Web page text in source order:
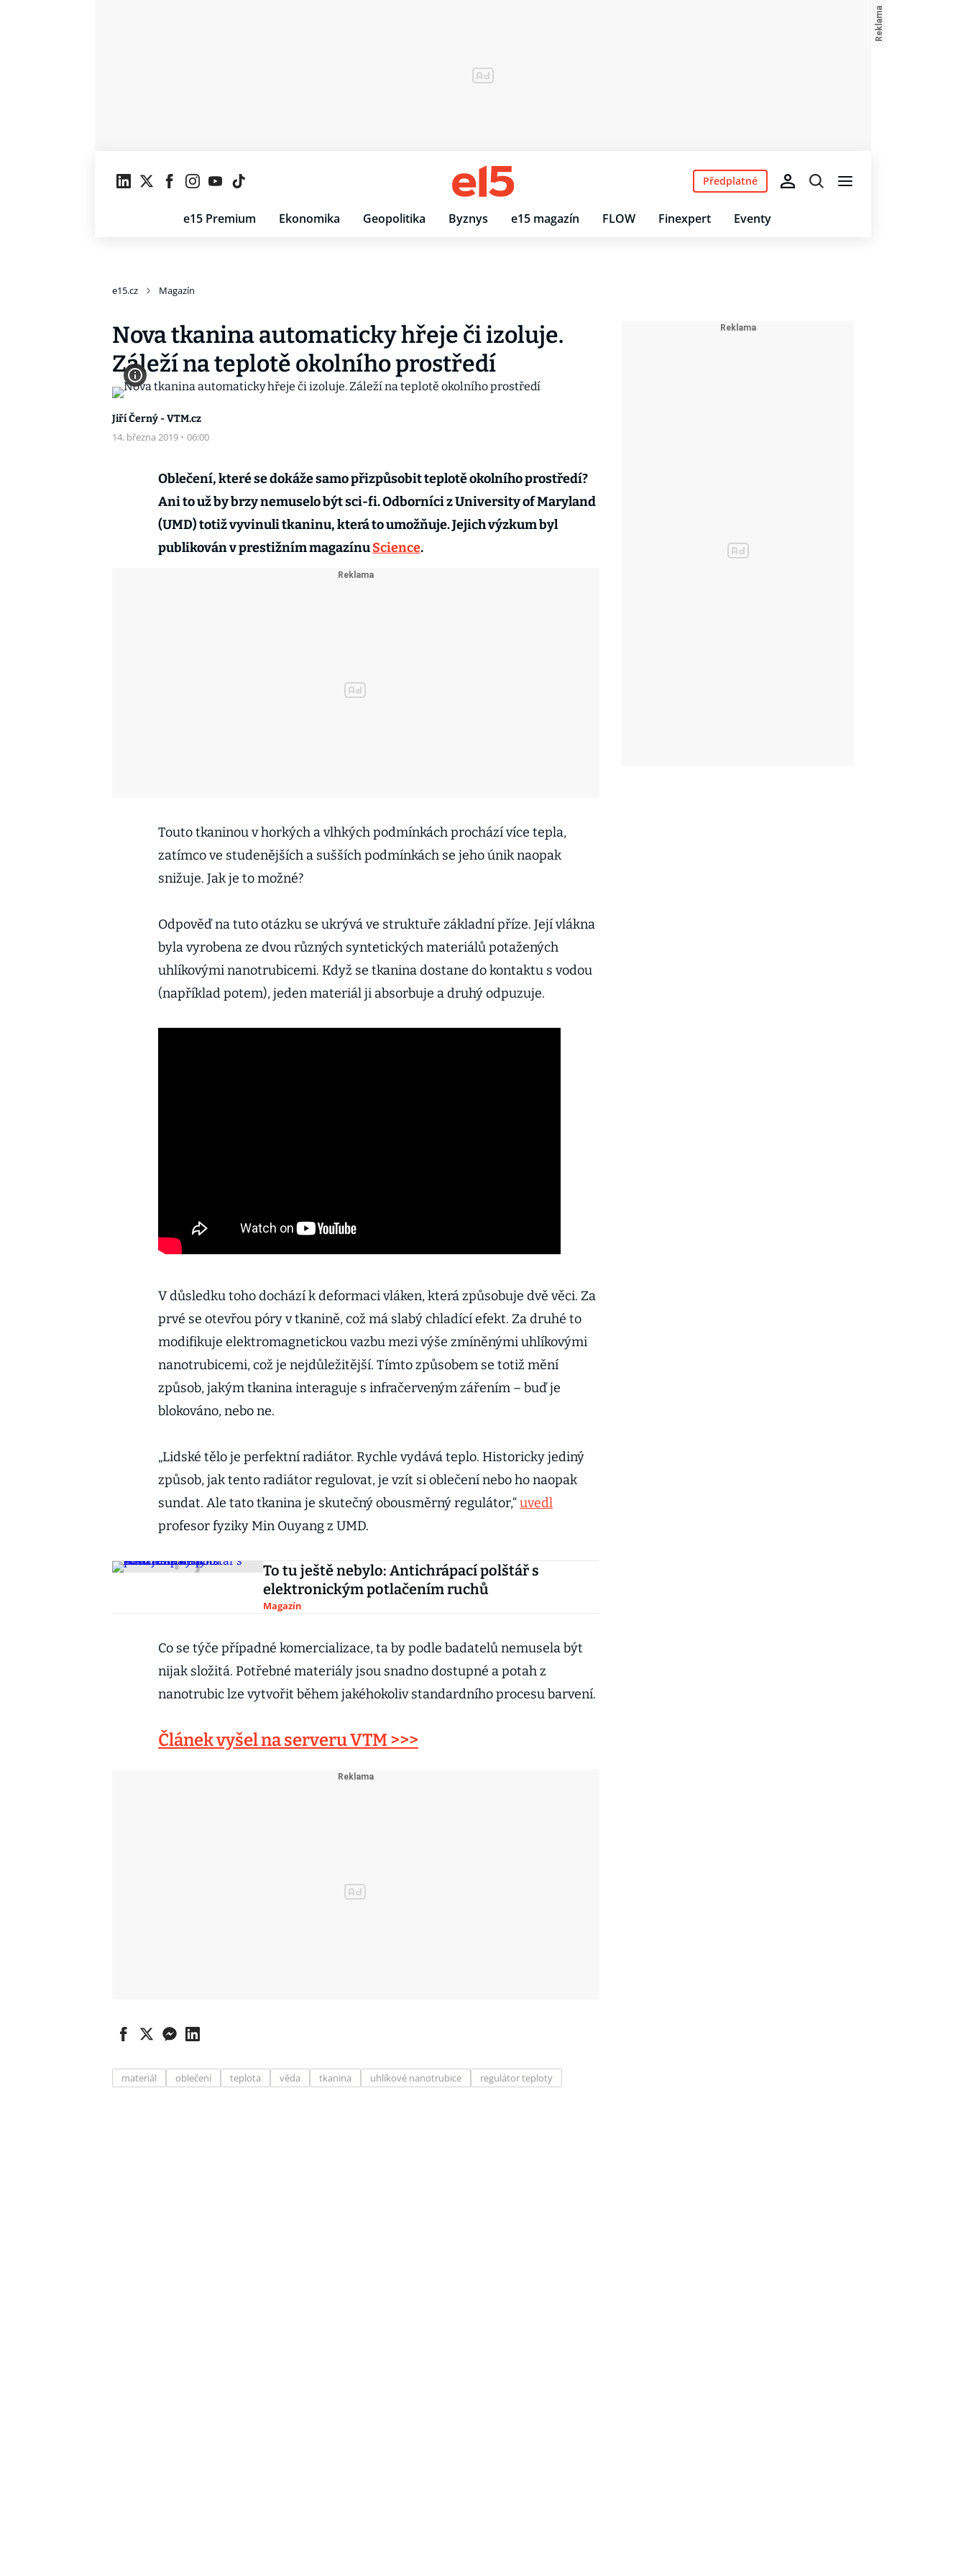
e15 Premium Ekonomika Geopolitika Byznys e15 magazín FLOW Finexpert Eventy
Předplatné
e15.cz Magazín
Nova tkanina automaticky hřeje či izoluje.
Záleží na teplotě okolního prostředí
Jiří Černý - VTM.cz
14. března 2019 · 06:00
Oblečení, které se dokáže samo přizpůsobit teplotě okolního prostředí?
Ani to už by brzy nemuselo být sci-fi. Odborníci z University of Maryland
(UMD) totiž vyvinuli tkaninu, která to umožňuje. Jejich výzkum byl
publikován v prestižním magazínuScience.
Touto tkaninou v horkých a vlhkých podmínkách prochází více tepla,
zatímco ve studenějších a sušších podmínkách se jeho únik naopak
snižuje. Jak je to možné?
Odpověď na tuto otázku se ukrývá ve struktuře základní příze. Její vlákna
byla vyrobena ze dvou různých syntetických materiálů potažených
uhlíkovými nanotrubicemi. Když se tkanina dostane do kontaktu s vodou
(například potem), jeden materiál ji absorbuje a druhý odpuzuje.
V důsledku toho dochází k deformaci vláken, která způsobuje dvě věci. Za
prvé se otevřou póry v tkanině, což má slabý chladící efekt. Za druhé to
modifikuje elektromagnetickou vazbu mezi výše zmíněnými uhlíkovými
nanotrubicemi, což je nejdůležitější. Tímto způsobem se totiž mění
způsob, jakým tkanina interaguje s infračerveným zářením – buď je
blokováno, nebo ne.
„Lidské tělo je perfektní radiátor. Rychle vydává teplo. Historicky jediný
způsob, jak tento radiátor regulovat, je vzít si oblečení nebo ho naopak
sundat. Ale tato tkanina je skutečný obousměrný regulátor,“uvedl
profesor fyziky Min Ouyang z UMD.
To tu ještě nebylo: Antichrápací polštář s
elektronickým potlačením ruchů
Magazín
Co se týče případné komercializace, ta by podle badatelů nemusela být
nijak složitá. Potřebné materiály jsou snadno dostupné a potah z
nanotrubic lze vytvořit během jakéhokoliv standardního procesu barvení.
Článek vyšel na serveru VTM >>>
materiál oblečení teplota věda tkanina uhlíkové nanotrubice regulátor teploty